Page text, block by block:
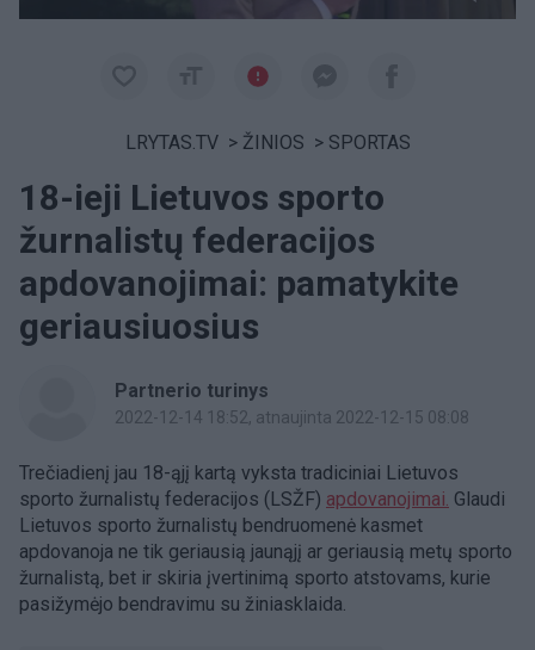
LRYTAS.TV > ŽINIOS > SPORTAS
18-ieji Lietuvos sporto
žurnalistų federacijos
apdovanojimai: pamatykite
geriausiuosius
Partnerio turinys
2022-12-14 18:52, atnaujinta 2022-12-15 08:08
Trečiadienį jau 18-ąjį kartą vyksta tradiciniai Lietuvos
sporto žurnalistų federacijos (LSŽF) apdovanojimai. Glaudi
Lietuvos sporto žurnalistų bendruomenė kasmet
apdovanoja ne tik geriausią jaunąjį ar geriausią metų sporto
žurnalistą, bet ir skiria įvertinimą sporto atstovams, kurie
pasižymėjo bendravimu su žiniasklaida.